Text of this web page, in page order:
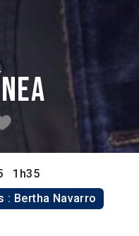
1h35
: Bertha Navarro